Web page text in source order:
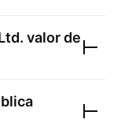
valor de